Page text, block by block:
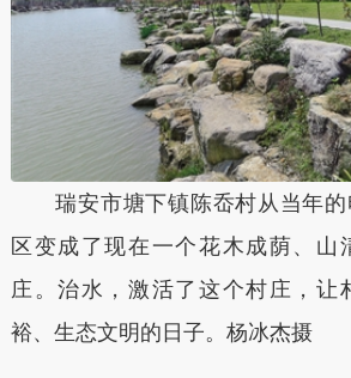
瑞安市塘下镇陈岙村从当年的
区变成了现在一个花木成荫、山
庄。治水，激活了这个村庄，让
裕、生态文明的日子。杨冰杰摄